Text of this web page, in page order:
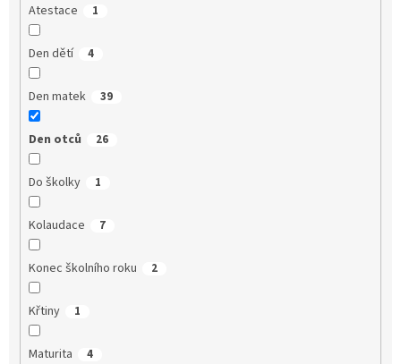
Atestace 1
Den dětí 4
Den matek 39
Den otců 26
Do školky 1
Kolaudace 7
Konec školního roku 2
Křtiny 1
Maturita 4